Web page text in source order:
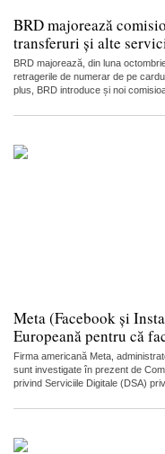
BRD majorează
transferuri și alte
BRD majorează, din luna
retragerile de numerar de pe
plus, BRD introduce și noi
Meta (Facebook și
Europeană pentru că
Firma americană Meta,
sunt investigate în prezent de
privind Serviciile Digitale (DSA)